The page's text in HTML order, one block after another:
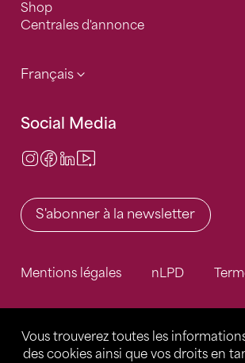
Vous trouverez toutes les
des cookies ainsi que vos droits en
Shop
Centrales d'annonce
Français
Social Media
Instagram
Facebook
LinkedIn
S'abonner à la newsletter
Mentions légales nLPD